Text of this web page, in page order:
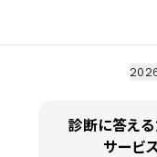
一部
PRONIアイミ
業界DX最強
診断に答え
サービ